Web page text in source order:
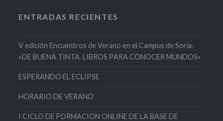
ENTRADAS RECIENTES
V edición Encuentros de Verano en el Campus de Soria.
«DE BUENA TINTA. LIBROS PARA CONOCER MUNDOS»
ESPERANDO EL ECLIPSE
HORARIO DE VERANO
I CICLO DE FORMACION ONLINE DE LA BASE DE